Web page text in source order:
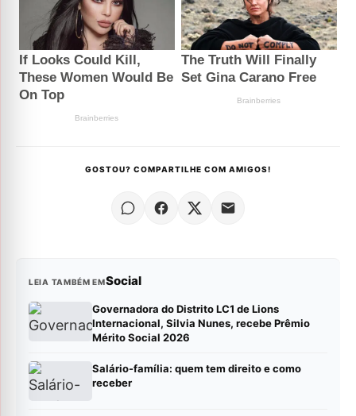
GOSTOU? COMPARTILHE COM AMIGOS!
LEIA TAMBÉM EMSocial
Governadora do Distrito LC1 de Lions
Internacional, Silvia Nunes, recebe Prêmio
Mérito Social 2026
Salário-família: quem tem direito e como
receber